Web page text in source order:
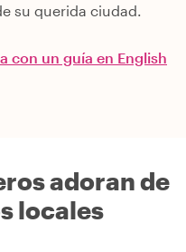
su querida ciudad.
con un guía en English
adoran de
locales